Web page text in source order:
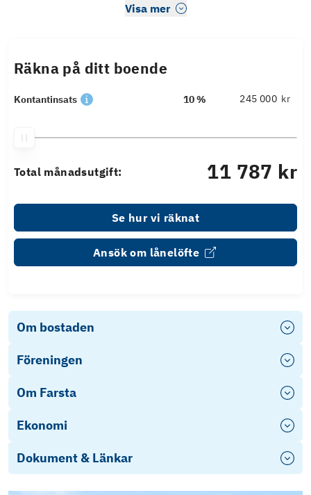
Visa mer
Räkna på ditt boende
Kontantinsats 10 % kr
Total månadsutgift: 11 787 kr
Se hur vi räknat
Ansök om lånelöfte
Om bostaden
Föreningen
Om Farsta
Ekonomi
Dokument & Länkar